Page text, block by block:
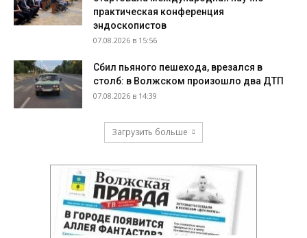
практическая конференция
эндоскопистов
07.08.2026 в 15:56
Сбил пьяного пешехода, врезался в
столб: в Волжском произошло два ДТП
07.08.2026 в 14:39
Загрузить больше